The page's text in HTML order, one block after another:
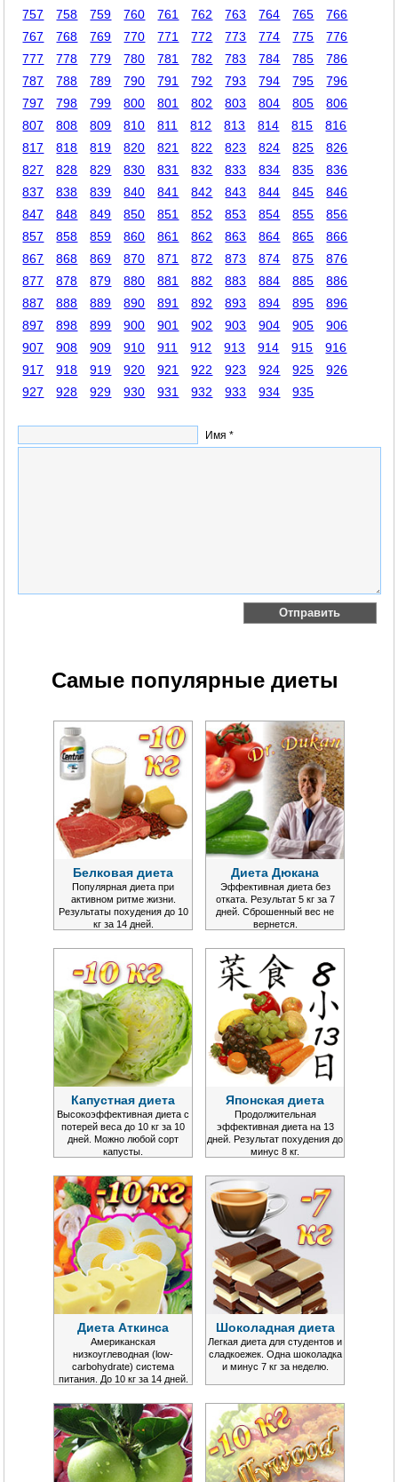
757
758 759 760 761 762 763 764 765
766
767
768 769 770 771 772 773 774 775
776
777
778 779 780 781 782 783 784 785
786
787
788 789 790 791 792 793 794 795
796
797
798 799 800 801 802 803 804 805
806
807
808 809 810 811 812 813 814 815
816
817
818 819 820 821 822 823 824 825
826
827
828 829 830 831 832 833 834 835
836
837
838 839 840 841 842 843 844 845
846
847
848 849 850 851 852 853 854 855
856
857
858 859 860 861 862 863 864 865
866
867
868 869 870 871 872 873 874 875
876
877
878 879 880 881 882 883 884 885
886
887
888 889 890 891 892 893 894 895
896
897
898 899 900 901 902 903 904 905
906
907
908 909 910 911 912 913 914 915
916
917
918 919 920 921 922 923 924 925
926
927
928 929 930 931 932 933 934 935
Имя *
Самые популярные диеты
Белковая диета
Популярная диета при
активном ритме жизни.
Результаты похудения до 10
кг за 14 дней.
Диета Дюкана
Эффективная диета без
отката. Результат 5 кг за 7
дней. Сброшенный вес не
вернется.
Капустная диета
Высокоэффективная диета с
потерей веса до 10 кг за 10
дней. Можно любой сорт
капусты.
Японская диета
Продолжительная
эффективная диета на 13
дней. Результат похудения до
минус 8 кг.
Диета Аткинса
Американская
низкоуглеводная (low-
carbohydrate) система
питания. До 10 кг за 14 дней.
Шоколадная диета
Легкая диета для студентов и
сладкоежек. Одна шоколадка
и минус 7 кг за неделю.